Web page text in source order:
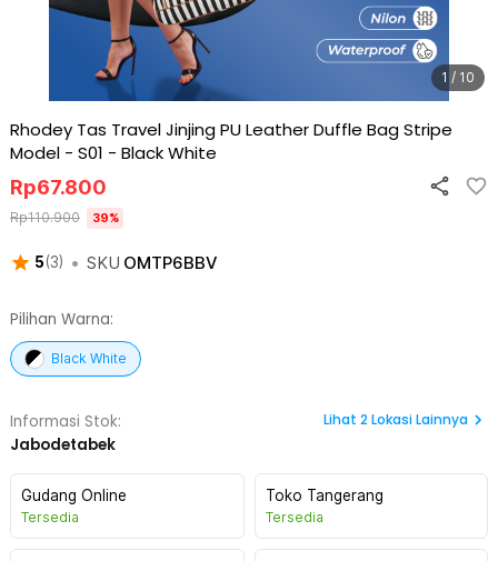
1 / 10
Rhodey Tas Travel Jinjing PU Leather Duffle Bag Stripe
Model - S01 - Black White
5(3) • SKU OMTP6BBV
Rp67.800
Rp110.900 39%
Pilihan Warna:
Black White
Informasi Stok:
Jabodetabek
Lihat 2Lokasi Lainnya
Gudang Online
Tersedia
Toko Tangerang
Tersedia